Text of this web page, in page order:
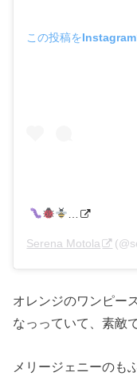
この投稿をInstagram
Serena Motola
オレンジのワンピー
なっっていて、素敵
メリージェニーのも